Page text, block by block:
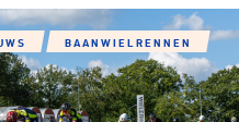
BAANWIELRENNEN